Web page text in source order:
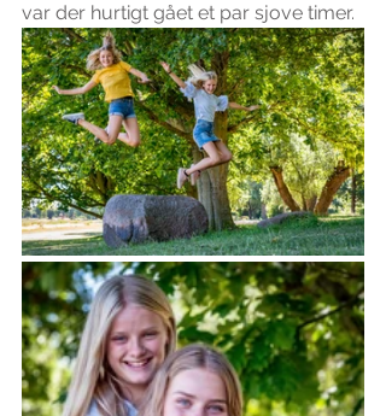
var der hurtigt gået et par sjove timer.